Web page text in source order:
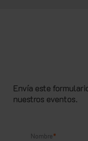
Envía este
nuestros eventos.
Nombre*